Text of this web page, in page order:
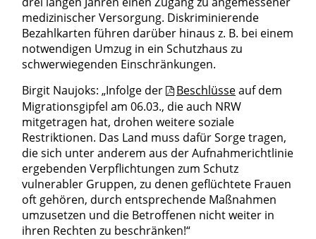
medizinischer Versorgung. Diskriminierende
Bezahlkarten führen darüber hinaus z. B. bei einem
notwendigen Umzug in ein Schutzhaus zu
schwerwiegenden Einschränkungen.
Birgit Naujoks: „Infolge der
Beschlüsseauf dem
Migrationsgipfel am 06.03., die auch NRW
mitgetragen hat, drohen weitere soziale
Restriktionen. Das Land muss dafür Sorge tragen,
die sich unter anderem aus der Aufnahmerichtlinie
ergebenden Verpflichtungen zum Schutz
vulnerabler Gruppen, zu denen geflüchtete Frauen
oft gehören, durch entsprechende Maßnahmen
umzusetzen und die Betroffenen nicht weiter in
ihren Rechten zu beschränken!“